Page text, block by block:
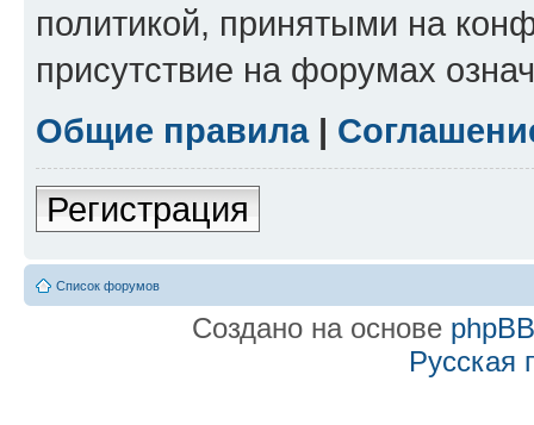
политикой, принятыми на
присутствие на форумах
Общие правила|
Регистрация
Список форумов
Создано на основе phpBB
Русская